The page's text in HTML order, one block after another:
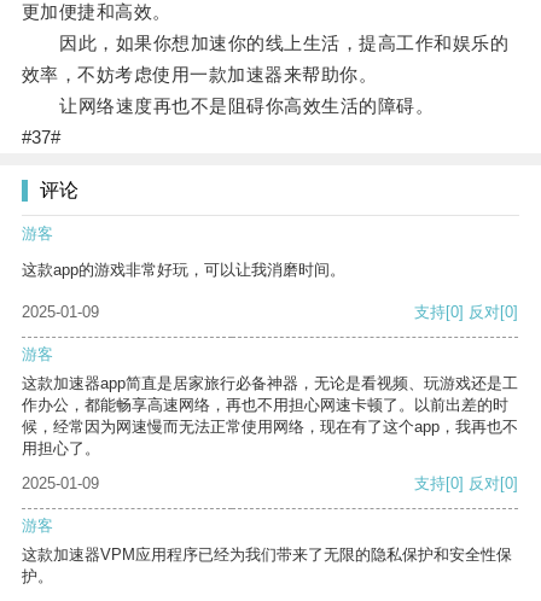
更加便捷和高效。
因此，如果你想加速你的线上生活，提高工作和娱乐的
效率，不妨考虑使用一款加速器来帮助你。
让网络速度再也不是阻碍你高效生活的障碍。
#37#
评论
游客
这款app的游戏非常好玩，可以让我消磨时间。
2025-01-09 支持[0] 反对[0]
游客
这款加速器app简直是居家旅行必备神器，无论是看视频、玩游戏还是工
作办公，都能畅享高速网络，再也不用担心网速卡顿了。以前出差的时
候，经常因为网速慢而无法正常使用网络，现在有了这个app，我再也不
用担心了。
2025-01-09
支持[0] 反对[0]
游客
这款加速器VPM应用程序已经为我们带来了无限的隐私保护和安全性保
护。